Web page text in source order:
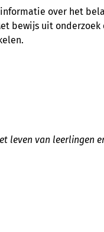
over het
bewijs uit
leven van leerlingen